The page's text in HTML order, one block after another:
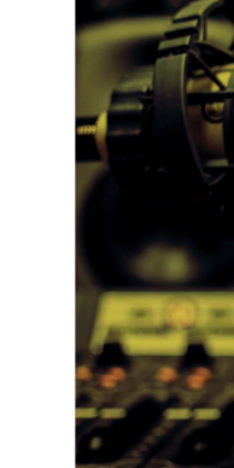
ПРОБЛЕМА КРИМУ